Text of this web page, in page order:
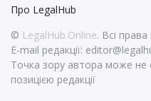
© LegalHub.Online. Всі
E-mail редакції:
Точка зору автора може не
позицією редакції
Про LegalHub